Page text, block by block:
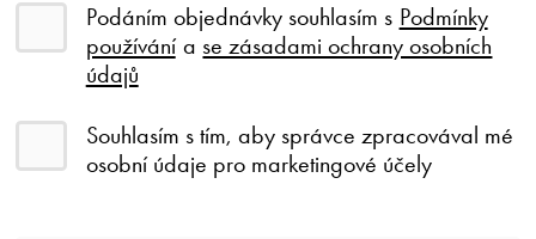
Podáním objednávky souhlasím s Podmínky
používánía se zásadami ochrany osobních
údajů
Souhlasím s tím, aby správce zpracovával mé
osobní údaje pro marketingové účely